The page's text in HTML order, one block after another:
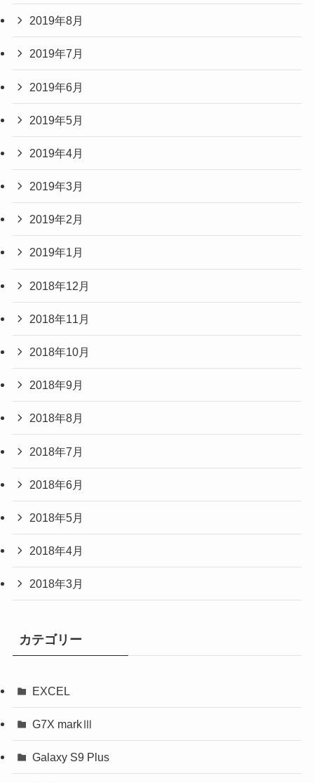
2019年8月
2019年7月
2019年6月
2019年5月
2019年4月
2019年3月
2019年2月
2019年1月
2018年12月
2018年11月
2018年10月
2018年9月
2018年8月
2018年7月
2018年6月
2018年5月
2018年4月
2018年3月
カテゴリー
EXCEL
G7X markⅢ
Galaxy S9 Plus